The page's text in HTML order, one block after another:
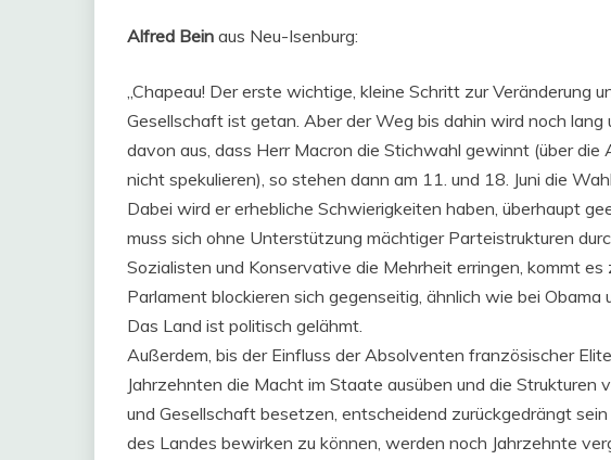
Alfred Bein aus Neu-Isenburg:
„Chapeau! Der erste wichtige, kleine Schritt zur Veränderung
Gesellschaft ist getan. Aber der Weg bis dahin wird noch lang
davon aus, dass Herr Macron die Stichwahl gewinnt (über
nicht spekulieren), so stehen dann am 11. und 18. Juni die
Dabei wird er erhebliche Schwierigkeiten haben, überhaupt
muss sich ohne Unterstützung mächtiger Parteistrukturen
Sozialisten und Konservative die Mehrheit erringen, kommt es
Parlament blockieren sich gegenseitig, ähnlich wie bei Obama
Das Land ist politisch gelähmt.
Außerdem, bis der Einfluss der Absolventen französischer
Jahrzehnten die Macht im Staate ausüben und die
und Gesellschaft besetzen, entscheidend zurückgedrängt
des Landes bewirken zu können, werden noch Jahrzehnte